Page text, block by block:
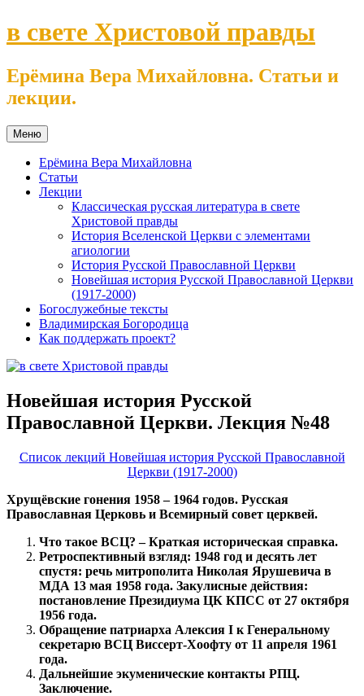
к
в свете Христовой правды
Ерёмина Вера Михайловна. Статьи и
лекции.
Меню
Ерёмина Вера Михайловна
Статьи
Лекции
Классическая русская литература в свете
Христовой правды
История Вселенской Церкви с элементами
агиологии
История Русской Православной Церкви
Новейшая история Русской Православной Церкви
(1917-2000)
Богослужебные тексты
Владимирская Богородица
Как поддержать проект?
Новейшая история Русской
Православной Церкви. Лекция №48
Список лекций Новейшая история Русской Православной
Церкви (1917-2000)
Хрущёвские гонения 1958 – 1964 годов. Русская
Православная Церковь и Всемирный совет церквей.
Что такое ВСЦ? – Краткая историческая справка.
Ретроспективный взгляд: 1948 год и десять лет
спустя: речь митрополита Николая Ярушевича в
МДА 13 мая 1958 года. Закулисные действия:
постановление Президиума ЦК КПСС от 27 октября
1956 года.
Обращение патриарха Алексия I к Генеральному
секретарю ВСЦ Виссерт‑Хоофту от 11 апреля 1961
года.
Дальнейшие экуменические контакты РПЦ.
Заключение.